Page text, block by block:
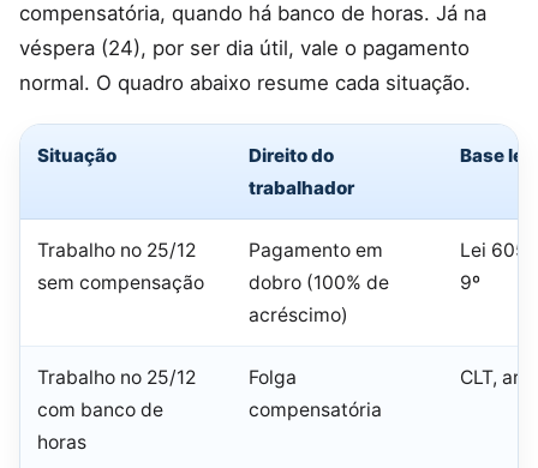
compensatória, quando há banco de horas. Já na
véspera (24), por ser dia útil, vale o pagamento
normal. O quadro abaixo resume cada situação.
Situação
Direito do
trabalhador
Base
Trabalho no 25/12
sem compensação
Pagamento em
dobro (100% de
acréscimo)
Lei
9º
Trabalho no 25/12
com banco de
horas
Folga
compensatória
CLT,